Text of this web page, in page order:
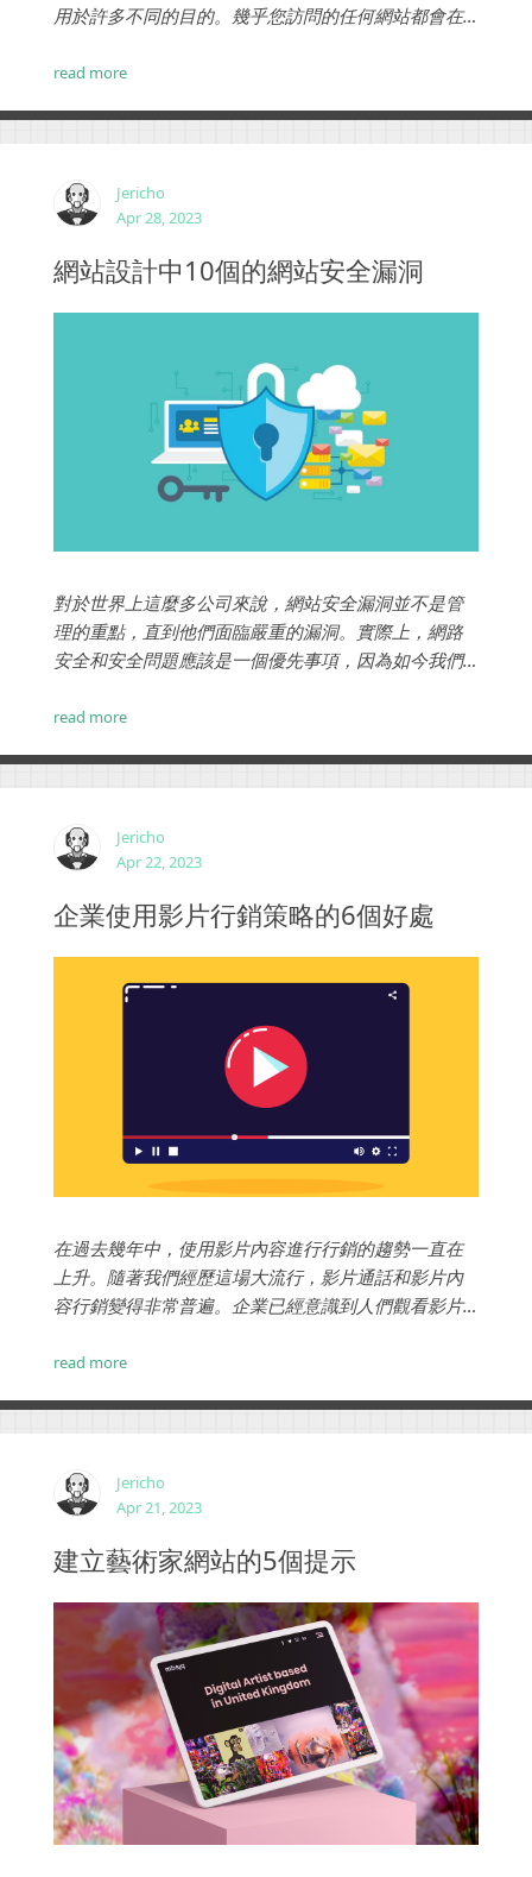
用於許多不同的目的。幾乎您訪問的任何網站都會在
式視窗中的大多數都有一個行動呼籲按鈕。...
read more
Jericho
Apr 28, 2023
網站設計中10個的網站安全漏洞
對於世界上這麼多公司來說，網站安全漏洞並不是管
理的重點，直到他們面臨嚴重的漏洞。實際上，網路
安全和安全問題應該是一個優先事項，因為如今我們
一個嚴重的問題，需要相應地解決。...
read more
Jericho
Apr 22, 2023
企業使用影片行銷策略的6個好處
在過去幾年中，使用影片內容進行行銷的趨勢一直在
上升。隨著我們經歷這場大流行，影片通話和影片內
容行銷變得非常普遍。企業已經意識到人們觀看影片
是為什麼他們現在嘗試在他們的廣告策略中包含儘可
read more
Jericho
Apr 21, 2023
建立藝術家網站的5個提示